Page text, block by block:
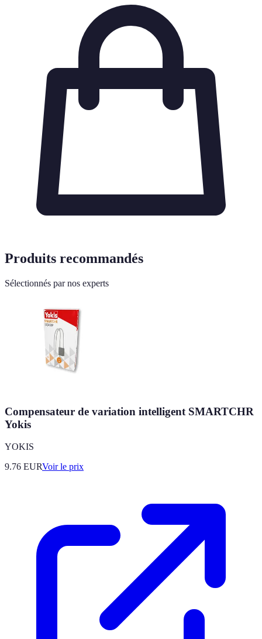
Produits recommandés
Sélectionnés par nos experts
Compensateur de variation intelligent SMARTCHR
Yokis
YOKIS
9.76 EURVoir le prix